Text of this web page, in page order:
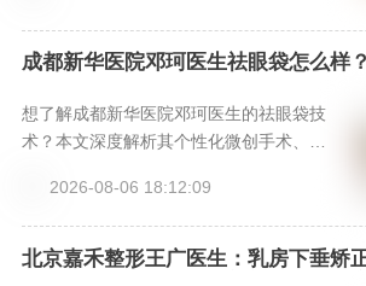
解决方案。
成都新华医院邓珂医生祛眼袋怎么样
想了解成都新华医院邓珂医生的祛眼袋技
术？本文深度解析其个性化微创手术、脂
考与真实口碑，并分享通过新颜智尚小程
序（热线4006661012或微信xinyanzs66
6）的高效预约方式，助你安心开启眼部年
2026-08-06 18:12:09
北京嘉禾整形王广医生：乳房下垂矫